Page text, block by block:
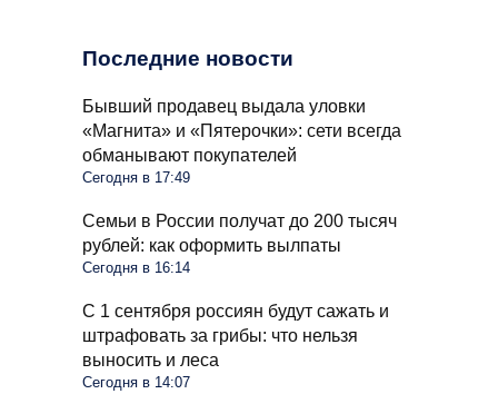
Последние новости
Бывший продавец выдала уловки
«Магнита» и «Пятерочки»: сети всегда
обманывают покупателей
Сегодня в 17:49
Семьи в России получат до 200 тысяч
рублей: как оформить вылпаты
Сегодня в 16:14
С 1 сентября россиян будут сажать и
штрафовать за грибы: что нельзя
выносить и леса
Сегодня в 14:07